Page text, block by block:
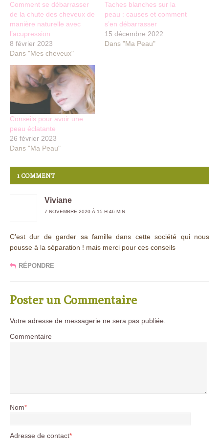
Comment se débarrasser
de la chute des cheveux de
manière naturelle avec
l’acupression
8 février 2023
Dans "Mes cheveux"
Taches blanches sur la
peau : causes et comment
s’en débarrasser
15 décembre 2022
Dans "Ma Peau"
Conseils pour avoir une
peau éclatante
26 février 2023
Dans "Ma Peau"
1 COMMENT
Viviane
7 NOVEMBRE 2020 À 15 H 46 MIN
C’est dur de garder sa famille dans cette société qui nous
pousse à la séparation ! mais merci pour ces conseils
RÉPONDRE
Poster un Commentaire
Votre adresse de messagerie ne sera pas publiée.
Commentaire
Nom*
Adresse de contact*